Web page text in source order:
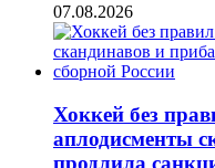
07.08.2026
Хоккей без
аплодисменты
продлила